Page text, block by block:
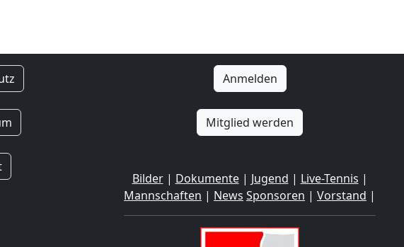
Anmelden
Mitglied werden
Bilder| Dokumente| Jugend | Live-Tennis |
Mannschaften | News Sponsoren | Vorstand |